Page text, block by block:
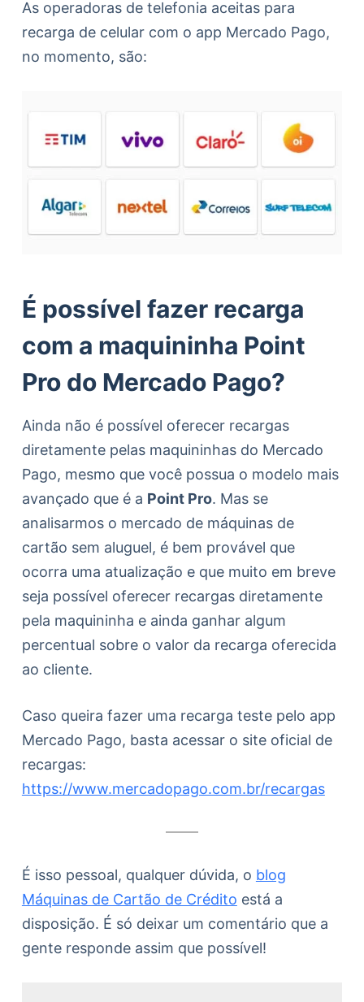
As operadoras de telefonia aceitas para
recarga de celular com o app Mercado Pago,
no momento, são:
É possível fazer recarga
com a maquininha Point
Pro do Mercado Pago?
Ainda não é possível oferecer recargas
diretamente pelas maquininhas do Mercado
Pago, mesmo que você possua o modelo mais
avançado que é a Point Pro. Mas se
analisarmos o mercado de máquinas de
cartão sem aluguel, é bem provável que
ocorra uma atualização e que muito em breve
seja possível oferecer recargas diretamente
pela maquininha e ainda ganhar algum
percentual sobre o valor da recarga oferecida
ao cliente.
Caso queira fazer uma recarga teste pelo app
Mercado Pago, basta acessar o site oficial de
recargas:
https://www.mercadopago.com.br/recargas
É isso pessoal, qualquer dúvida, o blog
Máquinas de Cartão de Crédito está a
disposição. É só deixar um comentário que a
gente responde assim que possível!